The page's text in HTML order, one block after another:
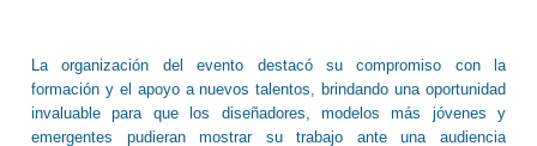
La organización del evento destacó su compromiso con la
formación y el apoyo a nuevos talentos, brindando una oportunidad
invaluable para que los diseñadores, modelos más jóvenes y
emergentes pudieran mostrar su trabajo ante una audiencia